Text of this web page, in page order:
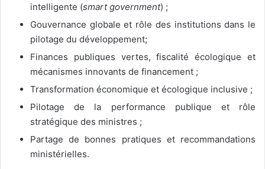
intelligente (smart government) ;
Gouvernance globale et rôle des institutions dans le
pilotage du développement;
Finances publiques vertes, fiscalité écologique et
mécanismes innovants de financement ;
Transformation économique et écologique inclusive ;
Pilotage de la performance publique et rôle
stratégique des ministres ;
Partage de bonnes pratiques et recommandations
ministérielles.